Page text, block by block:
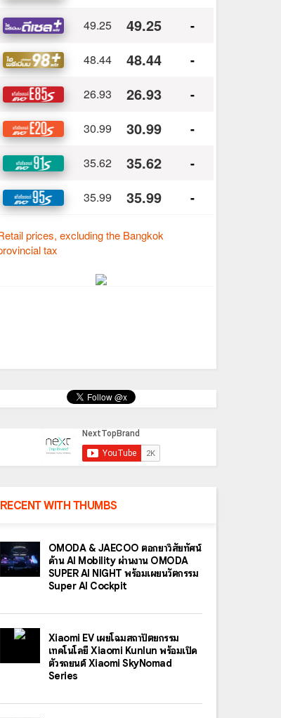
RECENT WITH THUMBS
OMODA & JAECOO ตอกย้ำวิสัยทัศน์
ด้าน AI Mobility ผ่านงาน OMODA
SUPER AI NIGHT พร้อมเผยนวัตกรรม
Super AI Cockpit
Xiaomi EV เผยโฉมสถาปัตยกรรม
เทคโนโลยี Xiaomi Kunlun พร้อมเปิด
ตัวรถยนต์ Xiaomi SkyNomad
Series